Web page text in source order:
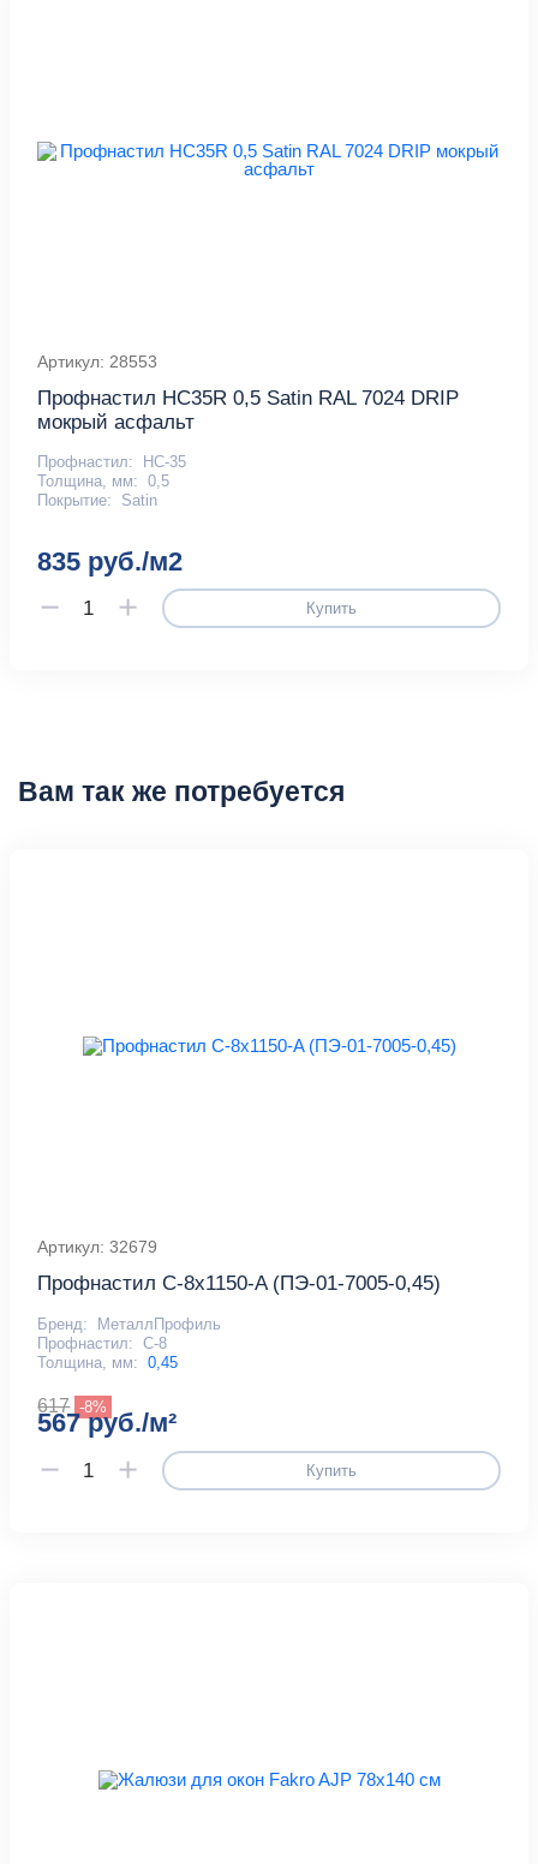
Артикул: 28553
Профнастил HC35R 0,5 Satin RAL 7024 DRIP
мокрый асфальт
Профнастил:
НС-35
Толщина, мм: 0,5
Покрытие:
Satin
835 руб./м2
Купить
Вам так же потребуется
Артикул: 32679
Профнастил С-8x1150-A (ПЭ-01-7005-0,45)
Бренд:
МеталлПрофиль
Профнастил: С-8
Толщина, мм: 0,45
617 -8%
567 руб./м²
Купить